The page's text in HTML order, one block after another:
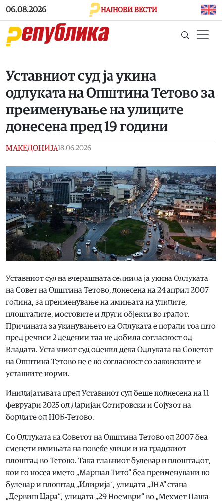
Skip to main content
06.08.2026 НАЈНОВИ ВЕСТИ
Уставниот суд ја укина
одлуката на Општина Тетово за
преименување на улиците
донесена пред 19 години
МАКЕДОНИЈА18.06.2026
Уставниот суд на вчерашната седница ја укина Одлуката
на Совет на Општина Тетово, донесена на 24 април 2007
година, за преименување на имињата на улиците,
плоштадите, мостовите и други објекти во градот.
Причината за укинувањето на Одлуката е поради тоа што
пред речиси 2 децении таа не добила согласност од
Владата. Уставниот суд оценил дека Одлуката на Советот
на Општина Тетово не е во согласност со законските и
уставните норми.
Иницијативата пред Уставниот суд беше поднесена на 11
февруари 2025 од Даријан Сотировски и Сојузот на
борците од НОБ-Тетово.
Со Одлуката на Советот на Општина Тетово од 2007 беа
сменети имињата на повеќе улици и на градскиот
плоштад во Тетово. Така главниот булевар и плоштадот,
кои го носеа името „Маршал Тито“ беа преименувани во
булевар и плоштад „Илирија“, улицата „ЈНА“ стана
„Дервиш Цара“, улицата „29 Ноември“ во „Мехмет Паша